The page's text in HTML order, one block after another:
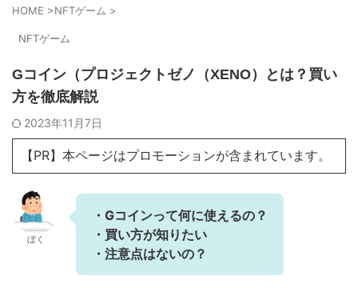
HOME >NFTゲーム >
NFTゲーム
Gコイン（プロジェクトゼノ（XENO）とは？買い
方を徹底解説
2023年11月7日
【PR】本ページはプロモーションが含まれています。
ぼく
・Gコインって何に使えるの？
・買い方が知りたい
・注意点はないの？